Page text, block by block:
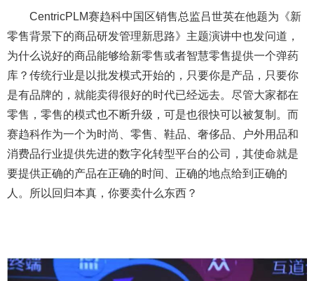
CentricPLM赛趋科中国区销售总监吕世英在他题为 《新
零售背景下的商品研发管理新思路》 主题演讲中也发问道，
为什么说好的商品能够给新零售或者智慧零售提供一个弹药
库？传统行业是以批发模式开始的，只要你是产品，只要你
是有品牌的，就能卖得很好的时代已经远去。尽管大家都在
零售，零售的模式也不断升级，可是也很快可以被复制。而
赛趋科作为一个为时尚、零售、鞋品、奢侈品、户外用品和
消费品行业提供先进的数字化转型平台的公司，其使命就是
要提供正确的产品在正确的时间、正确的地点给到正确的
人。所以回归本真，你要卖什么东西？